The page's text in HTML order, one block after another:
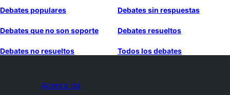
Debates populares Debates sin respuestas
Debates que no son soporte Debates resueltos
Debates no resueltos Todos los debates
Acerca de